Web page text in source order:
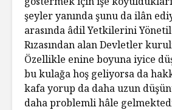
şeyler yanında şunu da ilân
arasında âdil Yetkilerini
Rızasından alan Devletler
Özellikle enine boyuna iyice
bu kulağa hoş geliyorsa da
kafa yorup da daha uzun
daha problemli hâle